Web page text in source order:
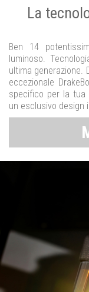
La
Ben 14
luminoso.
ultima generazione.
eccezionale
specifico per la tua
un esclusivo design